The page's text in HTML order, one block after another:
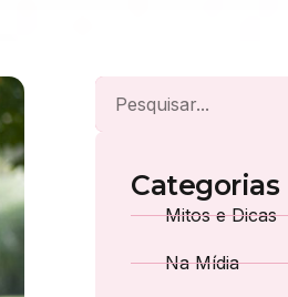
Categorias
Mitos e Dicas
Na Mídia